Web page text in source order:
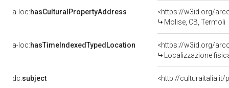
a-loc:hasCulturalPropertyAddress
<https://w3id.org/
Molise, CB, Termoli
a-loc:hasTimeIndexedTypedLocation
<https://w3id.org/
Localizzazione
dc:subject <http://culturaitalia.it/